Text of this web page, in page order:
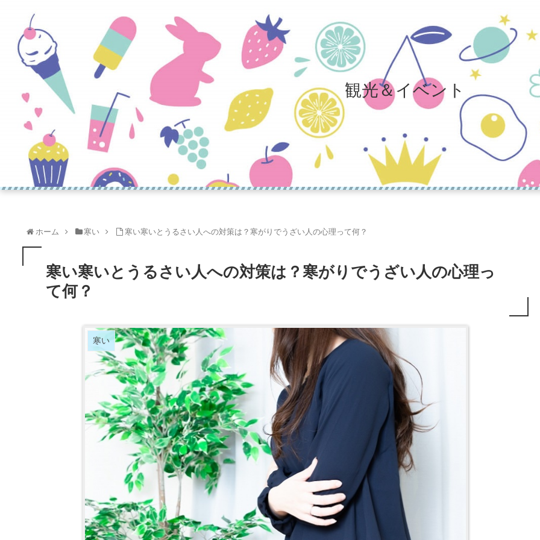
観光＆イベント
ホーム 寒い 寒い寒いとうるさい人への対策は？寒がりでうざい人の心理って何？
寒い寒いとうるさい人への対策は？寒がりでうざい人の心理っ
て何？
寒い